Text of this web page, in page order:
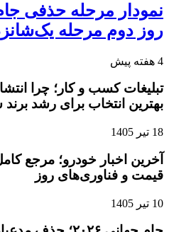
روز دوم مرحله
4 هفته پیش
تبلیغات کسب و کار؛ چرا
بهترین انتخاب برای رشد
18 تیر 1405
آخرین اخبار خودرو؛ مرجع
قیمت و فناوری‌های روز
10 تیر 1405